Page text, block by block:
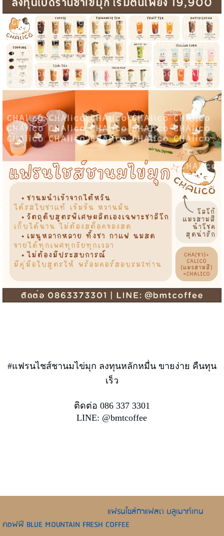
#แฟรนไชส์ชานมไข่มุก ลงทุนหลักหมื่น ขายง่าย คืนทุน
เร็ว
ติดต่อ 086 337 3301
LINE: @bmtcoffee
แฟรนไชส์กาแฟสด บลูเมาท์เทน
คอฟฟี BLUE MOUNTAIN FRESH COFFEE